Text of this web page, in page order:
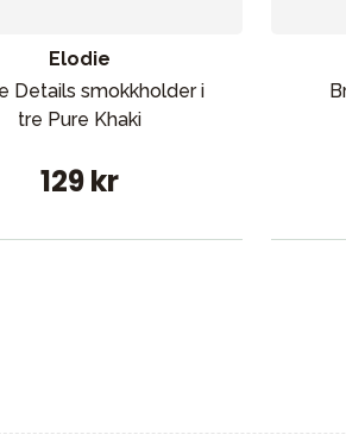
Elodie
Details smokkholder i
tre Pure Khaki
129 kr